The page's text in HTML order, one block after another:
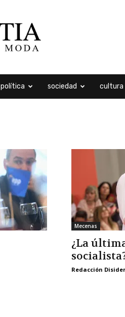
política sociedad cultura
Mecenas
¿La
Redacción